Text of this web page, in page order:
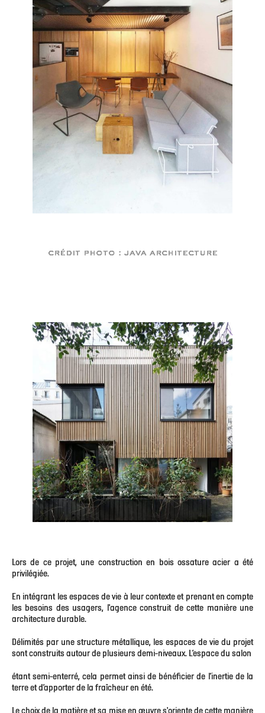
crédit photo : java architecture
Lors de ce projet, une construction en bois ossature acier a été
privilégiée.
En intégrant les espaces de vie à leur contexte et prenant en compte
les besoins des usagers, l'agence construit de cette manière une
architecture durable.
Délimités par une structure métallique, les espaces de vie du projet
sont construits autour de plusieurs demi-niveaux. L’espace du salon
étant semi-enterré, cela permet ainsi de bénéficier de l’inertie de la
terre et d’apporter de la fraîcheur en été.